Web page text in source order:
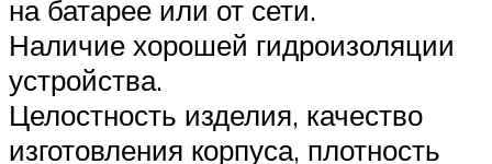
на батарее или от сети.
Наличие хорошей гидроизоляции
устройства.
Целостность изделия, качество
изготовления корпуса, плотность